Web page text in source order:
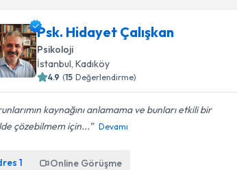
Psk. Hidayet Çalışkan
Psikoloji
İstanbul, Kadıköy
4.9 (15 Değerlendirme)
kaynağını anlamama ve bunları etkili bir
çözebilmem için...
Devamı
1 Online Görüşme